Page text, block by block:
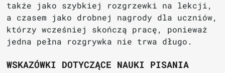
także jako szybkiej rozgrzewki na lekcji,
a czasem jako drobnej nagrody dla uczniów,
którzy wcześniej skończą pracę, ponieważ
jedna pełna rozgrywka nie trwa długo.
WSKAZÓWKI DOTYCZĄCE NAUKI PISANIA